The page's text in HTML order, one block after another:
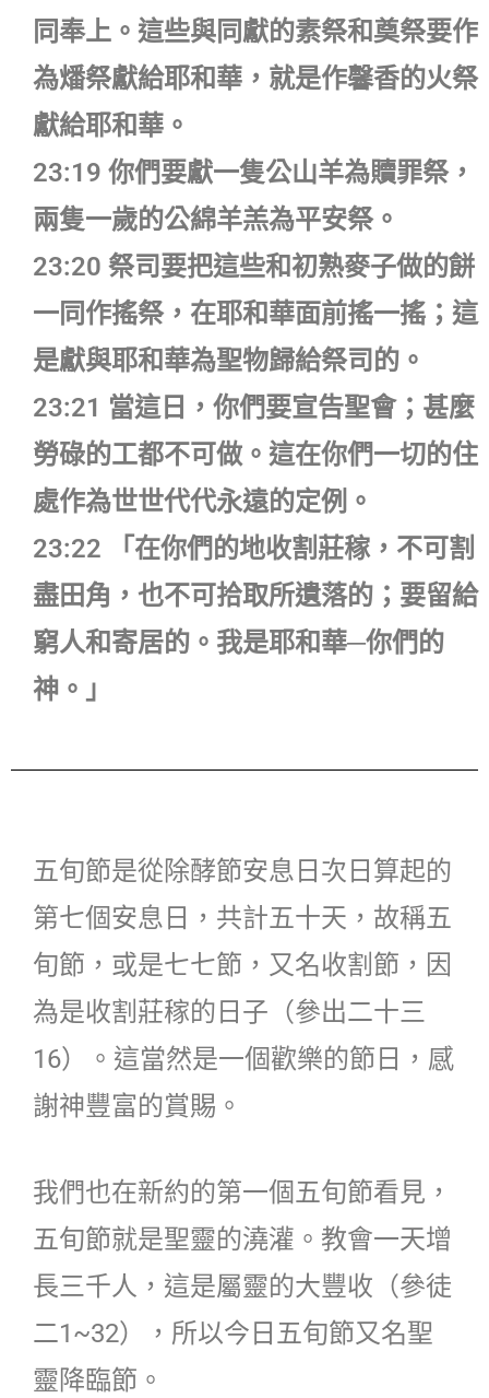
同奉上。這些與同獻的素祭和奠祭要作
為燔祭獻給耶和華，就是作馨香的火祭
獻給耶和華。
23:19 你們要獻一隻公山羊為贖罪祭，
兩隻一歲的公綿羊羔為平安祭。
23:20 祭司要把這些和初熟麥子做的餅
一同作搖祭，在耶和華面前搖一搖；這
是獻與耶和華為聖物歸給祭司的。
23:21 當這日，你們要宣告聖會；甚麼
勞碌的工都不可做。這在你們一切的住
處作為世世代代永遠的定例。
23:22 「在你們的地收割莊稼，不可割
盡田角，也不可拾取所遺落的；要留給
窮人和寄居的。我是耶和華─你們的
神。」
五旬節是從除酵節安息日次日算起的
第七個安息日，共計五十天，故稱五
旬節，或是七七節，又名收割節，因
為是收割莊稼的日子（參出二十三
16）。這當然是一個歡樂的節日，感
謝神豐富的賞賜。
我們也在新約的第一個五旬節看見，
五旬節就是聖靈的澆灌。教會一天增
長三千人，這是屬靈的大豐收（參徒
二1~32），所以今日五旬節又名聖
靈降臨節。